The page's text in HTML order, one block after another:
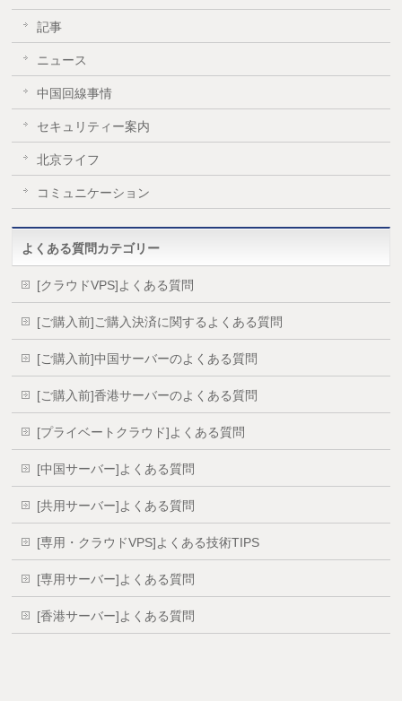
記事
ニュース
中国回線事情
セキュリティー案内
北京ライフ
コミュニケーション
よくある質問カテゴリー
[クラウドVPS]よくある質問
[ご購入前]ご購入決済に関するよくある質問
[ご購入前]中国サーバーのよくある質問
[ご購入前]香港サーバーのよくある質問
[プライベートクラウド]よくある質問
[中国サーバー]よくある質問
[共用サーバー]よくある質問
[専用・クラウドVPS]よくある技術TIPS
[専用サーバー]よくある質問
[香港サーバー]よくある質問